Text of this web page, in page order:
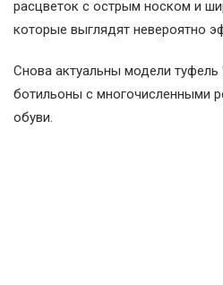
расцветок с острым носком и
которые выглядят невероятно
Снова актуальны модели туфель
ботильоны с многочисленными
обуви.